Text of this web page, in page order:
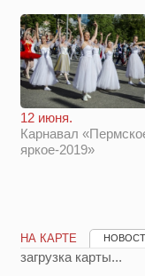
12 июня.
Карнавал
яркое-2019»
НА КАРТЕ
загрузка карты...